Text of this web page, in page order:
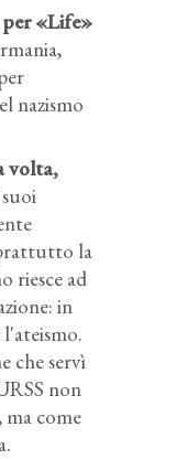
per «Life»
nazismo
volta,
la
riesce ad
in
che servì
non
come